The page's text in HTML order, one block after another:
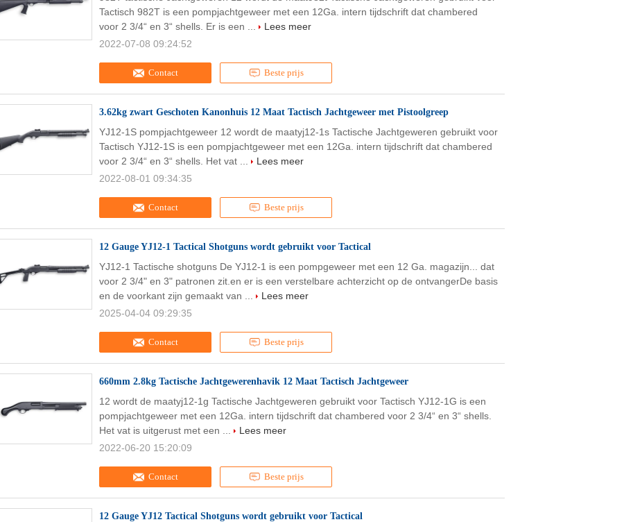
Contact Beste prijs
Tactisch 982T is een pompjachtgeweer met een 12Ga. intern tijdschrift dat chambered
voor 2 3/4“ en 3“ shells. Er is een ...
Lees meer
2022-07-08 09:24:52
3.62kg zwart Geschoten Kanonhuis 12 Maat Tactisch Jachtgeweer met Pistoolgreep
Contact Beste prijs
YJ12-1S pompjachtgeweer 12 wordt de maatyj12-1s Tactische Jachtgeweren gebruikt voor
Tactisch YJ12-1S is een pompjachtgeweer met een 12Ga. intern tijdschrift dat chambered
voor 2 3/4“ en 3“ shells. Het vat ...
Lees meer
2022-08-01 09:34:35
12 Gauge YJ12-1 Tactical Shotguns wordt gebruikt voor Tactical
Contact Beste prijs
YJ12-1 Tactische shotguns De YJ12-1 is een pompgeweer met een 12 Ga. magazijn... dat
voor 2 3/4" en 3" patronen zit.en er is een verstelbare achterzicht op de ontvangerDe basis
en de voorkant zijn gemaakt van ...
Lees meer
2025-04-04 09:29:35
660mm 2.8kg Tactische Jachtgewerenhavik 12 Maat Tactisch Jachtgeweer
Contact Beste prijs
12 wordt de maatyj12-1g Tactische Jachtgeweren gebruikt voor Tactisch YJ12-1G is een
pompjachtgeweer met een 12Ga. intern tijdschrift dat chambered voor 2 3/4“ en 3“ shells.
Het vat is uitgerust met een ...
Lees meer
2022-06-20 15:20:09
12 Gauge YJ12 Tactical Shotguns wordt gebruikt voor Tactical